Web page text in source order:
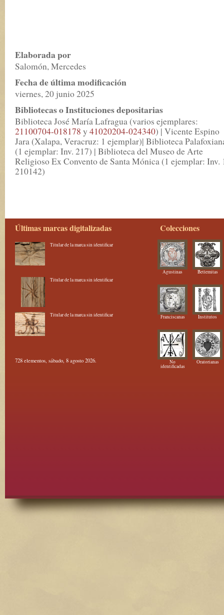
Elaborada por
Salomón, Mercedes
Fecha de última modificación
viernes, 20 junio 2025
Bibliotecas o Instituciones depositarias
Biblioteca José María Lafragua (varios ejemplares:
21100704-018178 y 41020204-024340) | Vicente Espino
Jara (Xalapa, Veracruz: 1 ejemplar)| Biblioteca
(1 ejemplar: Inv. 217) | Biblioteca del Museo de Arte
Religioso Ex Convento de Santa Mónica (1 ejemplar: Inv.
210142)
Últimas marcas digitalizadas
Titular de la marca sin identificar
Titular de la marca sin identificar
Titular de la marca sin identificar
728 elementos, sábado, 8 agosto 2026.
Colecciones
Agustinas Betlemitas
Franciscanas Institutos
No
identificadas
Oratorianas